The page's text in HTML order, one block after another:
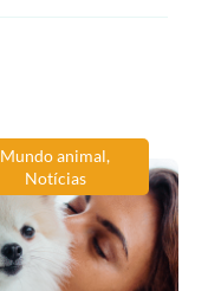
Mundo animal,
Notícias